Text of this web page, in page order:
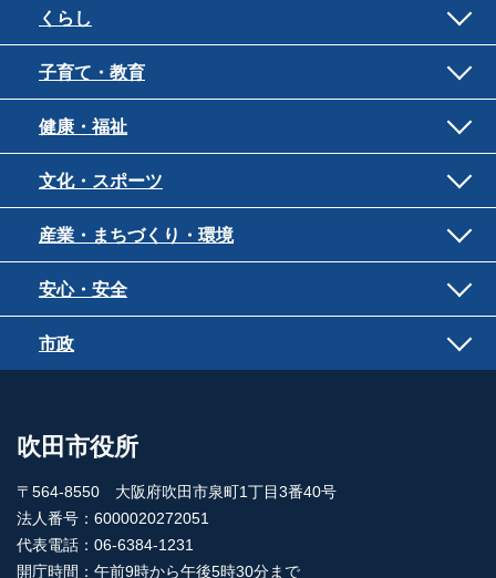
くらし
子育て・教育
健康・福祉
文化・スポーツ
産業・まちづくり・環境
安心・安全
市政
吹田市役所
〒564-8550 大阪府吹田市泉町1丁目3番40号
法人番号：6000020272051
代表電話：06-6384-1231
開庁時間：午前9時から午後5時30分まで